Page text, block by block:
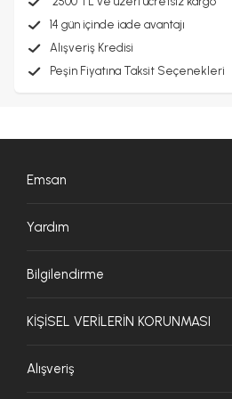
14 gün içinde iade avantajı
Alışveriş Kredisi
Peşin Fiyatına Taksit Seçenekleri
Emsan
Yardım
Bilgilendirme
KİŞİSEL VERİLERİN KORUNMASI
Alışveriş